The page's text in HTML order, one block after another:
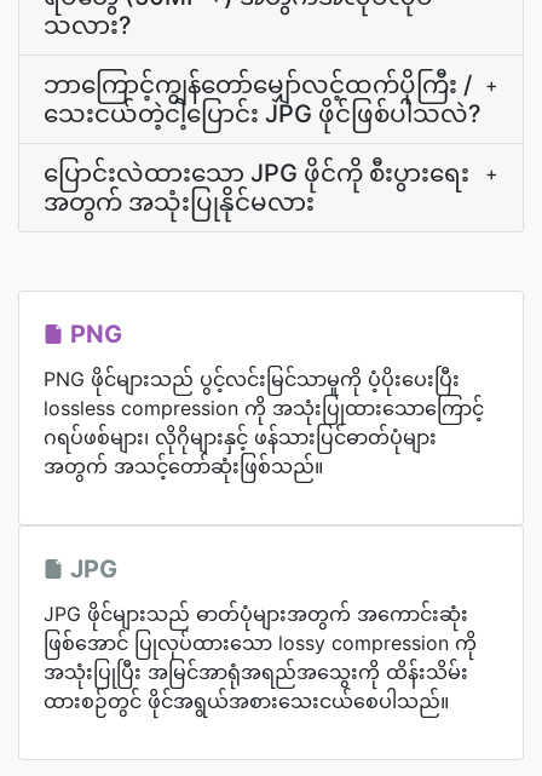
သလား?
ဘာကြောင့်ကျွန်တော်မျှော်လင့်ထက်ပိုကြီး /
သေးငယ်တဲ့ငါ့ပြောင်း JPG ဖိုင်ဖြစ်ပါသလဲ?
+
ပြောင်းလဲထားသော JPG ဖိုင်ကို စီးပွားရေး
အတွက် အသုံးပြုနိုင်မလား
+
PNG
PNG ဖိုင်များသည် ပွင့်လင်းမြင်သာမှုကို ပံ့ပိုးပေးပြီး
lossless compression ကို အသုံးပြုထားသောကြောင့်
ဂရပ်ဖစ်များ၊ လိုဂိုများနှင့် ဖန်သားပြင်ဓာတ်ပုံများ
အတွက် အသင့်တော်ဆုံးဖြစ်သည်။
JPG
JPG ဖိုင်များသည် ဓာတ်ပုံများအတွက် အကောင်းဆုံး
ဖြစ်အောင် ပြုလုပ်ထားသော lossy compression ကို
အသုံးပြုပြီး အမြင်အာရုံအရည်အသွေးကို ထိန်းသိမ်း
ထားစဉ်တွင် ဖိုင်အရွယ်အစားသေးငယ်စေပါသည်။